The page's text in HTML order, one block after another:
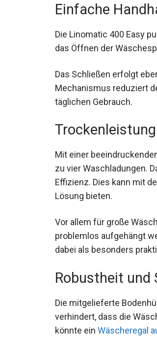
Einfache
Die Linomatic 400 Easy
das Öffnen der
Das Schließen erfolgt
Mechanismus reduziert
täglichen Gebrauch.
Trockenleistung
Mit einer
zu vier Waschladungen.
Effizienz. Dies kann mit
Lösung bieten.
Vor allem für große
problemlos aufgehängt
dabei als besonders
Robustheit
Die mitgelieferte
verhindert, dass die
könnte ein Wäscheregal